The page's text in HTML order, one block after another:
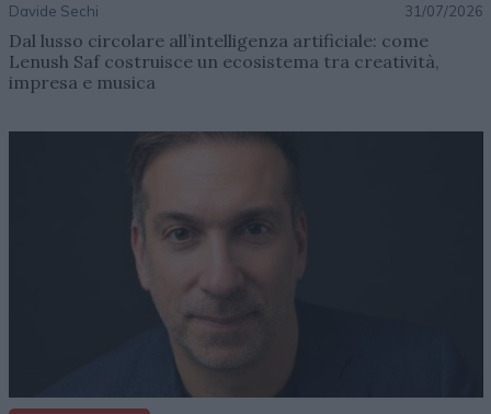
Davide Sechi 31/07/2026
Dal lusso circolare all’intelligenza artificiale: come
Lenush Saf costruisce un ecosistema tra creatività,
impresa e musica